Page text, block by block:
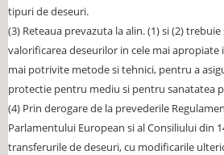
tipuri de deseuri.
(3) Reteaua prevazuta la alin. (1) si (2)
valorificarea deseurilor in cele mai apropiate
mai potrivite metode si tehnici, pentru a
protectie pentru mediu si pentru sanatatea
(4) Prin derogare de la prevederile
Parlamentului European si al Consiliului din
transferurile de deseuri, cu modificarile